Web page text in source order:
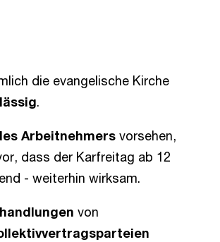
die evangelische Kirche
.
Arbeitnehmers vorsehen,
dass der Karfreitag ab 12
- weiterhin wirksam.
von